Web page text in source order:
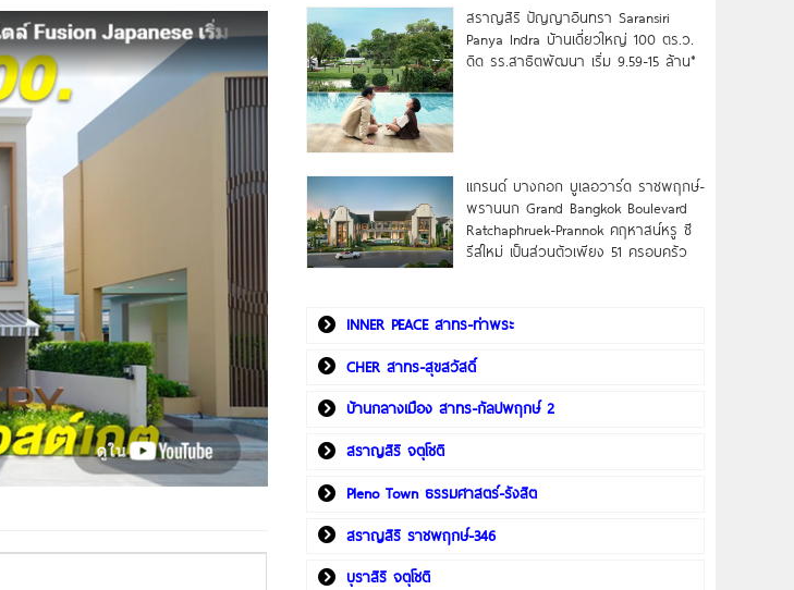
สราญสิริ ปัญญาอินทรา Saransiri
Panya Indra บ้านเดี่ยวใหญ่ 100 ตร.ว.
ดิด รร.สาธิตพัฒนา เริ่ม 9.59-15 ล้าน*
แกรนด์ บางกอก บูเลอวาร์ด ราชพฤกษ์-
พรานนก Grand Bangkok Boulevard
Ratchaphruek-Prannok คฤหาสน์หรู ซี
รีส์ใหม่ เป็นส่วนตัวเพียง 51 ครอบครัว
INNER PEACE สาทร-ท่าพระ
CHER สาทร-สุขสวัสดิ์
บ้านกลางเมือง สาทร-กัลปพฤกษ์ 2
สราญสิริ จตุโชติ
Pleno Town ธรรมศาสตร์-รังสิต
สราญสิริ ราชพฤกษ์-346
บุราสิริ จตุโชติ